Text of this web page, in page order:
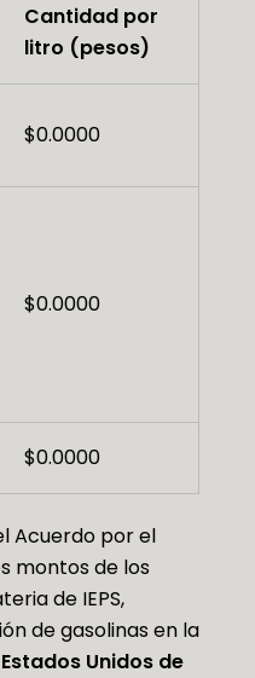
Cantidad por
litro (pesos)
$0.0000
$0.0000
$0.0000
Acuerdo por el
montos de los
de IEPS,
de gasolinas en la
Estados Unidos de